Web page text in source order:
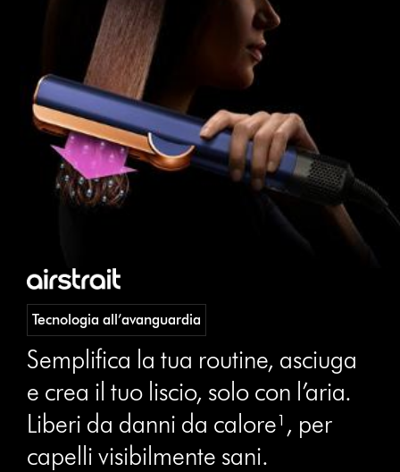
Tecnologia all’avanguardia
Semplifica la tua routine, asciuga
e crea il tuo liscio, solo con l’aria.
​Liberi da danni da calore¹, per
capelli visibilmente sani.